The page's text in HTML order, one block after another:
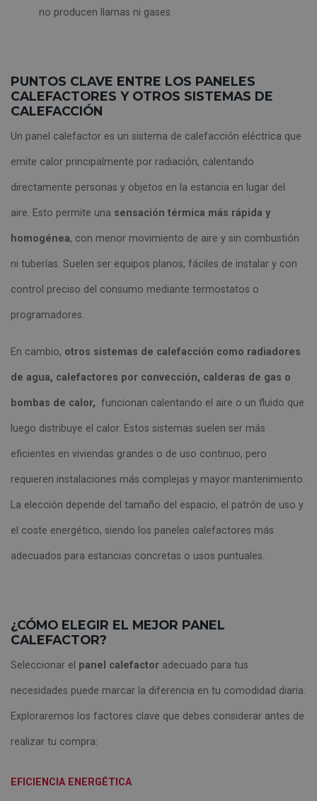
no producen llamas ni gases.
PUNTOS CLAVE ENTRE LOS PANELES
CALEFACTORES Y OTROS SISTEMAS DE
CALEFACCIÓN
Un panel calefactor es un sistema de calefacción eléctrica que
emite calor principalmente por radiación, calentando
directamente personas y objetos en la estancia en lugar del
aire. Esto permite una sensación térmica más rápida y
homogénea, con menor movimiento de aire y sin combustión
ni tuberías. Suelen ser equipos planos, fáciles de instalar y con
control preciso del consumo mediante termostatos o
programadores.
En cambio, otros sistemas de calefacción como radiadores
de agua, calefactores por convección, calderas de gas o
bombas de calor, funcionan calentando el aire o un fluido que
luego distribuye el calor. Estos sistemas suelen ser más
eficientes en viviendas grandes o de uso continuo, pero
requieren instalaciones más complejas y mayor mantenimiento.
La elección depende del tamaño del espacio, el patrón de uso y
el coste energético, siendo los paneles calefactores más
adecuados para estancias concretas o usos puntuales.
¿CÓMO ELEGIR EL MEJOR PANEL
CALEFACTOR?
Seleccionar el panel calefactor adecuado para tus
necesidades puede marcar la diferencia en tu comodidad diaria.
Exploraremos los factores clave que debes considerar antes de
realizar tu compra:
EFICIENCIA ENERGÉTICA